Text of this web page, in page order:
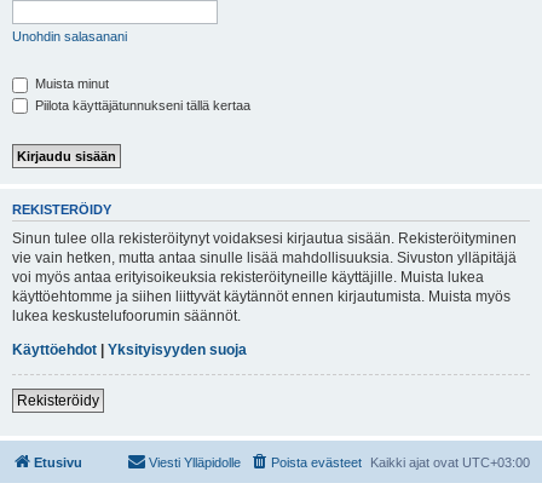
Unohdin salasanani
Muista minut
Piilota käyttäjätunnukseni tällä kertaa
REKISTERÖIDY
Sinun tulee olla rekisteröitynyt voidaksesi kirjautua sisään. Rekisteröityminen
vie vain hetken, mutta antaa sinulle lisää mahdollisuuksia. Sivuston ylläpitäjä
voi myös antaa erityisoikeuksia rekisteröityneille käyttäjille. Muista lukea
käyttöehtomme ja siihen liittyvät käytännöt ennen kirjautumista. Muista myös
lukea keskustelufoorumin säännöt.
Käyttöehdot | Yksityisyyden suoja
Rekisteröidy
Etusivu Kaikki ajat ovat UTC+03:00
Poista evästeet
Viesti Ylläpidolle